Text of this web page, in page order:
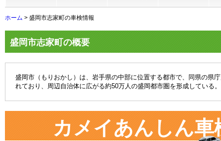
ホーム > 盛岡市志家町の車検情報
盛岡市志家町の概要
盛岡市（もりおかし）は、岩手県の中部に位置する都市で、同県の県
れており、周辺自治体に広がる約50万人の盛岡都市圏を形成している
カメイあんしん車